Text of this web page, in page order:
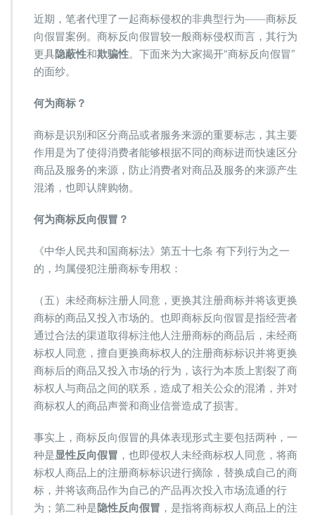
假
冒
商
标
定
近期，笔者代理了一起商标侵权的非典型行为——商标反
向假冒案例。商标反向假冒较一般商标侵权而言，其行为
更具隐蔽性和欺骗性。下面来为大家揭开“商标反向假冒”
的面纱。
何为商标？
商标是识别和区分商品或者服务来源的重要标志，其主要
作用是为了使得消费者能够根据不同的商标进而快速区分
商品及服务的来源，防止消费者对商品及服务的来源产生
混淆，也即认牌购物。
何为商标反向假冒？
《中华人民共和国商标法》第五十七条 有下列行为之一
的，均属侵犯注册商标专用权：
（五）未经商标注册人同意，更换其注册商标并将该更换
商标的商品又投入市场的。也即商标反向假冒是指经营者
通过合法的渠道取得标注他人注册商标的商品后，未经商
标权人同意，擅自更换商标权人的注册商标标识并将更换
商标后的商品又投入市场的行为，该行为本质上割裂了商
标权人与商品之间的联系，造成了相关公众的混淆，并对
商标权人的商品声誉和商业信誉造成了损害。
事实上，商标反向假冒的具体表现形式主要包括两种，一
种是显性反向假冒 ，也即侵权人未经商标权人同意，将商
标权人商品上的注册商标标识进行摘除，替换成自己的商
标，并将该商品作为自己的产品再次投入市场流通的行
为；第二种是隐性反向假冒 ，是指将商标权人商品上的注